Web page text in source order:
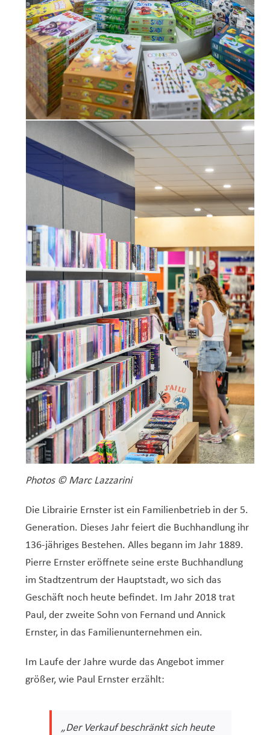
Photos © Marc Lazzarini
Die Librairie Ernster ist ein Familienbetrieb in der 5.
Generation. Dieses Jahr feiert die Buchhandlung ihr
136-jähriges Bestehen. Alles begann im Jahr 1889.
Pierre Ernster eröffnete seine erste Buchhandlung
im Stadtzentrum der Hauptstadt, wo sich das
Geschäft noch heute befindet. Im Jahr 2018 trat
Paul, der zweite Sohn von Fernand und Annick
Ernster, in das Familienunternehmen ein.
Im Laufe der Jahre wurde das Angebot immer
größer, wie Paul Ernster erzählt:
„Der Verkauf beschränkt sich heute